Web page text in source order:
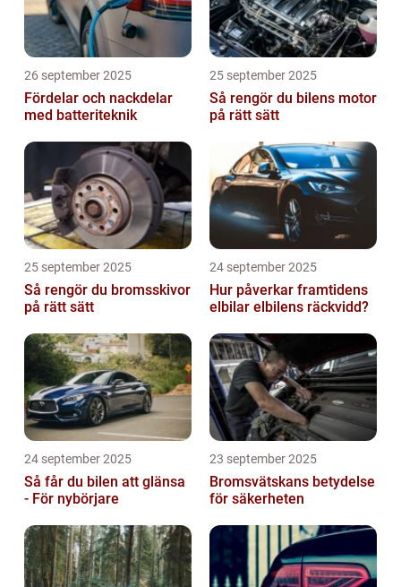
26 september 2025
Fördelar och nackdelar
med batteriteknik
25 september 2025
Så rengör du bilens motor
på rätt sätt
25 september 2025
Så rengör du bromsskivor
på rätt sätt
24 september 2025
Hur påverkar framtidens
elbilar elbilens räckvidd?
24 september 2025
Så får du bilen att glänsa
- För nybörjare
23 september 2025
Bromsvätskans betydelse
för säkerheten